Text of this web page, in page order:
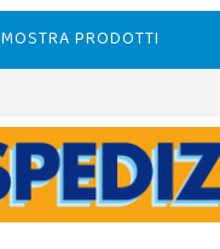
MOSTRA PRODOTTI